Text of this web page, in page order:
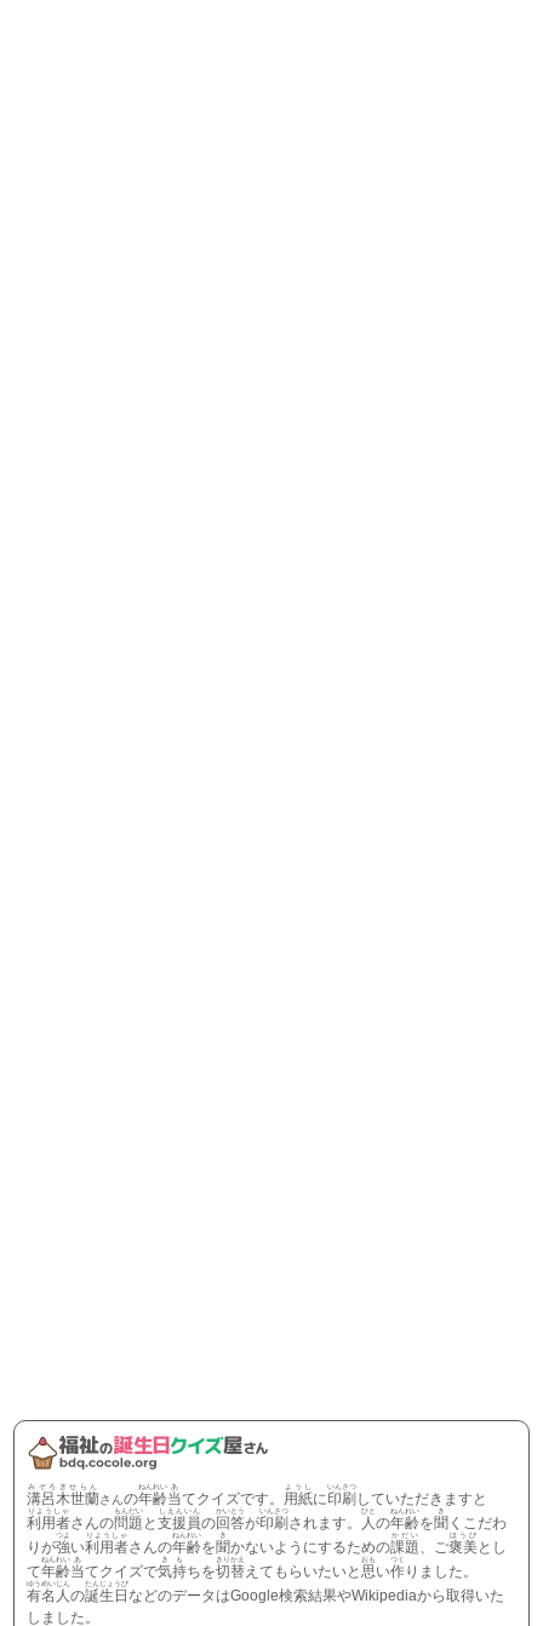
溝呂木世蘭
みぞろぎせらん
さんの年齢
ねんれい
当
あ
てクイズです。 用紙
ようし
に印刷
いんさつ
していただきますと
利用者
りようしゃ
さんの問題
もんだい
と支援員
しえんいん
の回答
かいとう
が印刷
いんさつ
されます。 人
ひと
の年齢
ねんれい
を聞
き
くこだわ
りが強
つよ
い利用者
りようしゃ
さんの年齢
ねんれい
を聞
き
かないようにするための課題
かだい
、ご褒美
ほうび
とし
て年齢
ねんれい
当
あ
てクイズで気持
きも
ちを切替
きりかえ
えてもらいたいと思
おも
い作
つく
りました。
有名人
ゆうめいじん
の誕生日
たんじょうび
などのデータはGoogle検索結果やWikipediaから取得いた
しました。